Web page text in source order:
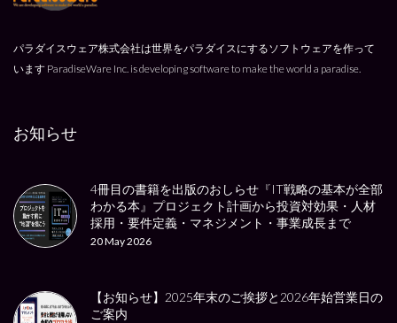
パラダイスウェア株式会社は世界をパラダイスにするソフトウェアを作って
います ParadiseWare Inc. is developing software to make the world a paradise.
お知らせ
4冊目の書籍を出版のおしらせ『IT戦略の基本が全部
わかる本』プロジェクト計画から投資対効果・人材
採用・要件定義・マネジメント・事業成長まで
20 May 2026
【お知らせ】2025年末のご挨拶と2026年始営業日の
ご案内